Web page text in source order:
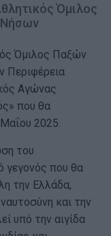
Όμιλος
Νήσων
Όμιλος Παξών
Περιφέρεια
Αγώνας
που θα
2025.
του
γεγονός που θα
την Ελλάδα,
και την
υπό την αιγίδα